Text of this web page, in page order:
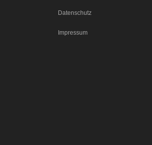
Datenschutz
Impressum